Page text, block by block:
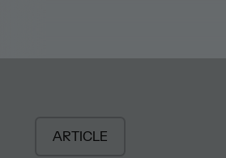
ARTICLE